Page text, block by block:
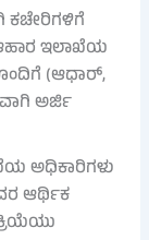
ಕಚೇರಿಗಳಿಗೆ
ಇಲಾಖೆಯ
(ಆಧಾರ್,
ಅರ್ಜಿ
ಅಧಿಕಾರಿಗಳು
ಆರ್ಥಿಕ